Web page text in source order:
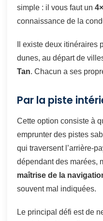
simple : il vous faut un
connaissance de la
Il existe deux
dunes, au départ de
Tan. Chacun a ses
Par la piste
Cette option consiste à
emprunter des pistes
qui traversent l’arrière-
dépendant des marées,
maîtrise de la
souvent mal indiquées.
Le principal défi est de